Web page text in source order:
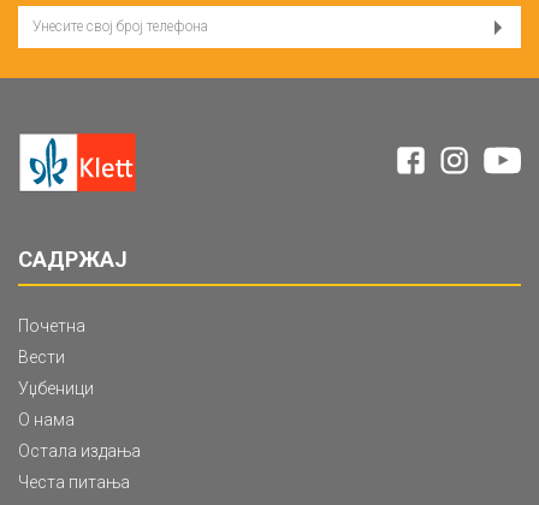
САДРЖАЈ
Почетна
Вести
Уџбеници
О нама
Остала издања
Честа питања